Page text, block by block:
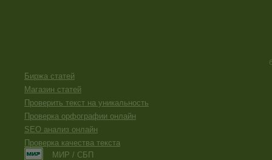
Биржа статей
Магазин статей
Проверить текст на уникальность
Проверка орфографии онлайн
SEO анализ онлайн
Проверка качества текста
МИР / СБП